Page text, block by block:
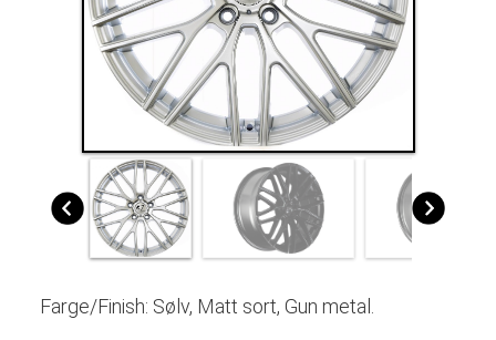
Farge/Finish: Sølv, Matt sort, Gun metal.